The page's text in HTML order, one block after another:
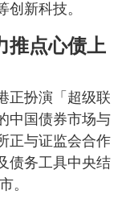
新科技。
推点心债上
正扮演「超级联
中国债券市场与
正与证监会合作
债务工具中央结
。